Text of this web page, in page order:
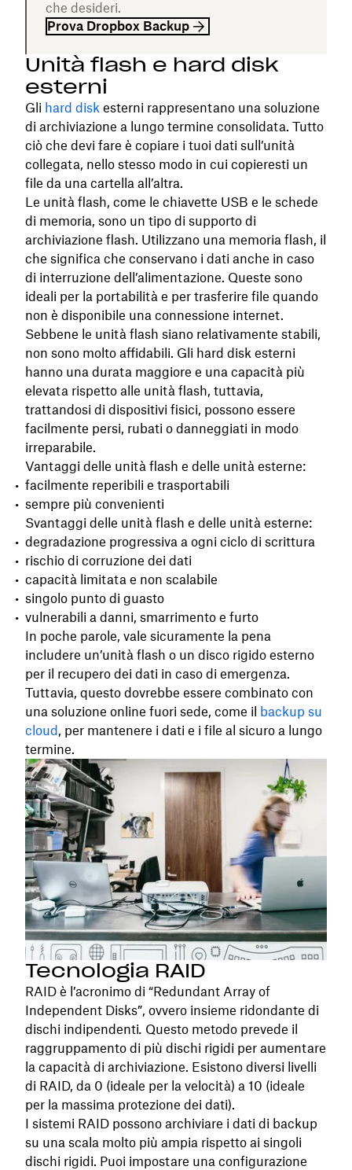
che desideri.
Prova Dropbox Backup
Unità flash e hard disk
esterni
Gli hard disk esterni rappresentano una soluzione
di archiviazione a lungo termine consolidata. Tutto
ciò che devi fare è copiare i tuoi dati sull’unità
collegata, nello stesso modo in cui copieresti un
file da una cartella all’altra.
Le unità flash, come le chiavette USB e le schede
di memoria, sono un tipo di supporto di
archiviazione flash. Utilizzano una memoria flash, il
che significa che conservano i dati anche in caso
di interruzione dell’alimentazione. Queste sono
ideali per la portabilità e per trasferire file quando
non è disponibile una connessione internet.
Sebbene le unità flash siano relativamente stabili,
non sono molto affidabili. Gli hard disk esterni
hanno una durata maggiore e una capacità più
elevata rispetto alle unità flash, tuttavia,
trattandosi di dispositivi fisici, possono essere
facilmente persi, rubati o danneggiati in modo
irreparabile.
Vantaggi delle unità flash e delle unità esterne:
facilmente reperibili e trasportabili
sempre più convenienti
Svantaggi delle unità flash e delle unità esterne:
degradazione progressiva a ogni ciclo di scrittura
rischio di corruzione dei dati
capacità limitata e non scalabile
singolo punto di guasto
vulnerabili a danni, smarrimento e furto
In poche parole, vale sicuramente la pena
includere un’unità flash o un disco rigido esterno
per il recupero dei dati in caso di emergenza.
Tuttavia, questo dovrebbe essere combinato con
una soluzione online fuori sede, come il backup su
cloud , per mantenere i dati e i file al sicuro a lungo
termine.
Tecnologia RAID
RAID è l’acronimo di “Redundant Array of
Independent Disks”, ovvero insieme ridondante di
dischi indipendenti. Questo metodo prevede il
raggruppamento di più dischi rigidi per aumentare
la capacità di archiviazione. Esistono diversi livelli
di RAID, da 0 (ideale per la velocità) a 10 (ideale
per la massima protezione dei dati).
I sistemi RAID possono archiviare i dati di backup
su una scala molto più ampia rispetto ai singoli
dischi rigidi. Puoi impostare una configurazione